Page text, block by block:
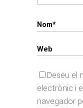
Deseu el
electrònic i
navegador